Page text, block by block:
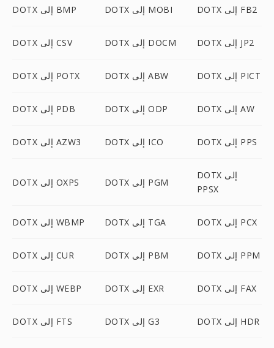
DOTX إلى BMP DOTX إلى MOBI DOTX إلى FB2
DOTX إلى CSV DOTX إلى DOCM DOTX إلى JP2
DOTX إلى POTX DOTX إلى ABW DOTX إلى PICT
DOTX إلى PDB DOTX إلى ODP DOTX إلى AW
DOTX إلى AZW3 DOTX إلى ICO DOTX إلى PPS
DOTX إلى OXPS DOTX إلى PGM
DOTX إلى
PPSX
DOTX إلى WBMP DOTX إلى TGA DOTX إلى PCX
DOTX إلى CUR DOTX إلى PBM DOTX إلى PPM
DOTX إلى WEBP DOTX إلى EXR DOTX إلى FAX
DOTX إلى FTS DOTX إلى G3 DOTX إلى HDR